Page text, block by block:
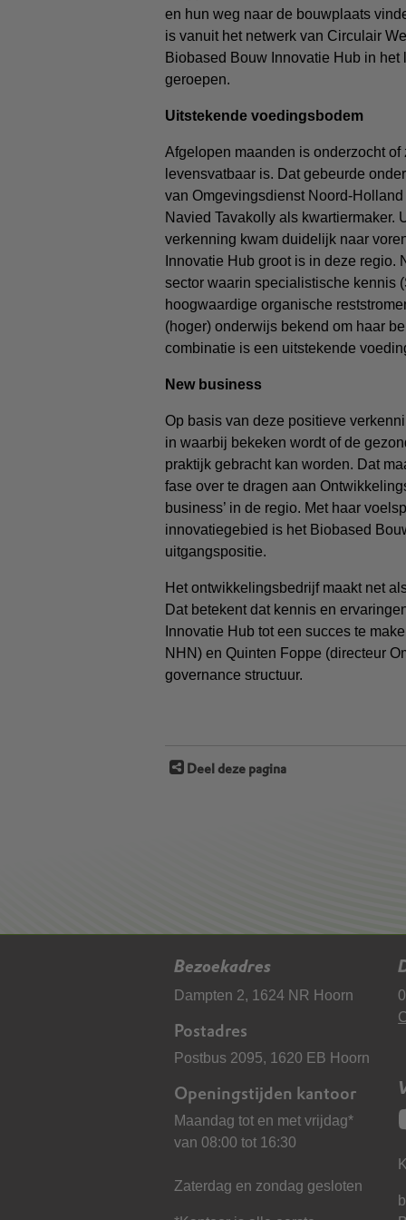
en hun weg naar de bouwplaats
is vanuit het netwerk van Circulair
Biobased Bouw Innovatie Hub in het
geroepen.
Uitstekende voedingsbodem
Afgelopen maanden is onderzocht of
levensvatbaar is. Dat gebeurde
van Omgevingsdienst Noord-Holland
Navied Tavakolly als kwartiermaker.
verkenning kwam duidelijk naar
Innovatie Hub groot is in deze
sector waarin specialistische kennis
hoogwaardige organische
(hoger) onderwijs bekend om haar
combinatie is een uitstekende
New business
Op basis van deze positieve
in waarbij bekeken wordt of de
praktijk gebracht kan worden. Dat
fase over te dragen aan
business’ in de regio. Met haar
innovatiegebied is het Biobased
uitgangspositie.
Het ontwikkelingsbedrijf maakt net
Dat betekent dat kennis en
Innovatie Hub tot een succes te
NHN) en Quinten Foppe (directeur
governance structuur.
Deel deze pagina
Bezoekadres
Dampten 2, 1624 NR Hoorn
Postadres
Postbus 2095, 1620 EB Hoorn
Openingstijden kantoor
Maandag tot en met vrijdag*
van 08:00 tot 16:30
Zaterdag en zondag gesloten